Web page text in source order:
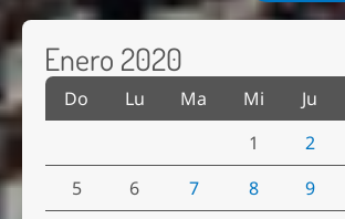
Enero 2020
Do Lu Ma Mi Ju
1
2
5
6 7 8 9